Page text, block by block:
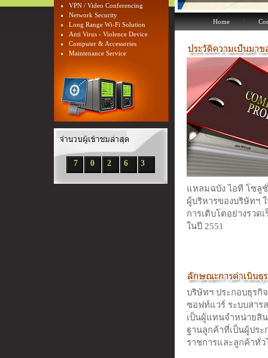
VPN / Video Conferencing
Network Security
Long Range Wi-Fi Solution
Anti Virus - Violence Device
Computer & Accessories
Maintenance Service
7 0 2 6 3
Home |
แหลมฉบัง ไอที โซลู
ผู้บริหารของบริษัทฯ
การเติบโตอย่างรวด
ในปี 2551
บริษัทฯ ประกอบธุรกิ
ซอฟท์แวร์ ระบบสาร
เป็นผู้แทนจำหน่ายสิ
ฐานลูกค้าที่เป็นผู้ปร
ราชการและลูกค้าทั่ว